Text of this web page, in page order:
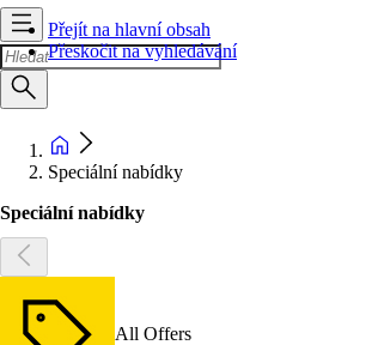
Přejít na hlavní obsah
Přeskočit na vyhledávání
Speciální nabídky
Speciální nabídky
All Offers